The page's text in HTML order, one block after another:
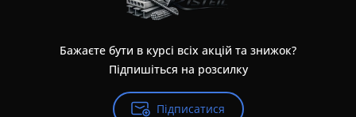
Бажаєте бути в курсі всіх акцій та знижок?
Підпишіться на розсилку
Підписатися